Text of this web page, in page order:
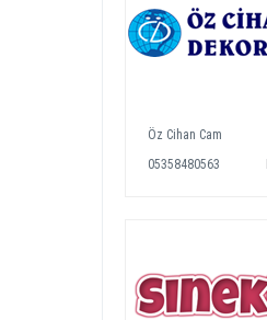
Öz Cihan Cam
05358480563